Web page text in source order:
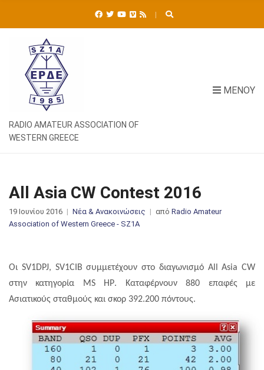
RADIO AMATEUR ASSOCIATION OF
WESTERN GREECE
ΜΕΝΟΎ
All Asia CW Contest 2016
19 Ιουνίου 2016 Νέα & Ανακοινώσεις από Radio Amateur
Association of Western Greece - SZ1A
Οι SV1DPJ, SV1CIB συμμετέχουν στο διαγωνισμό All Asia CW
στην κατηγορία
MS HP. Καταφέρνουν 880 επαφές με
Ασιατικούς σταθμούς και σκορ 392.200 πόντους.